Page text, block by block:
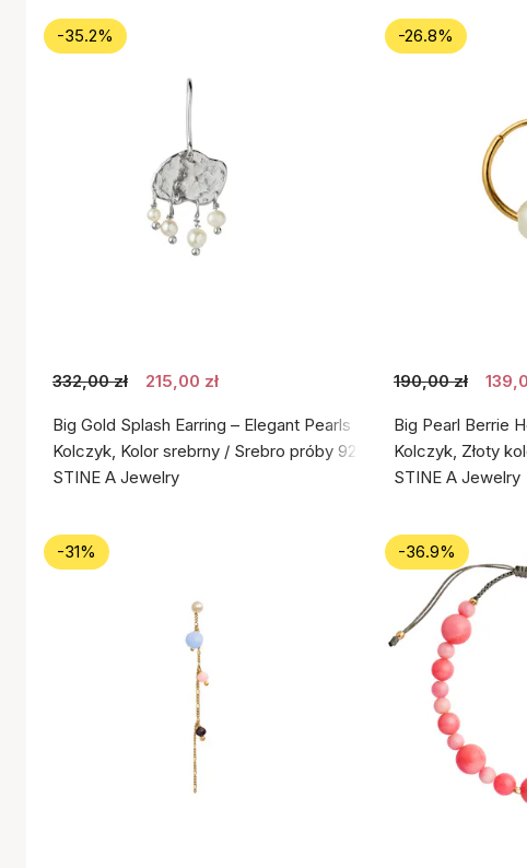
-35.2%
332,00 zł 215,00 zł
Big Gold Splash Earring – Elegant Pearls
Kolczyk, Kolor srebrny / Srebro próby 925
STINE A Jewelry
-26.8%
190,00 zł
Big Pearl Berrie
Kolczyk, Złoty
STINE A Jewelry
-31% -36.9%